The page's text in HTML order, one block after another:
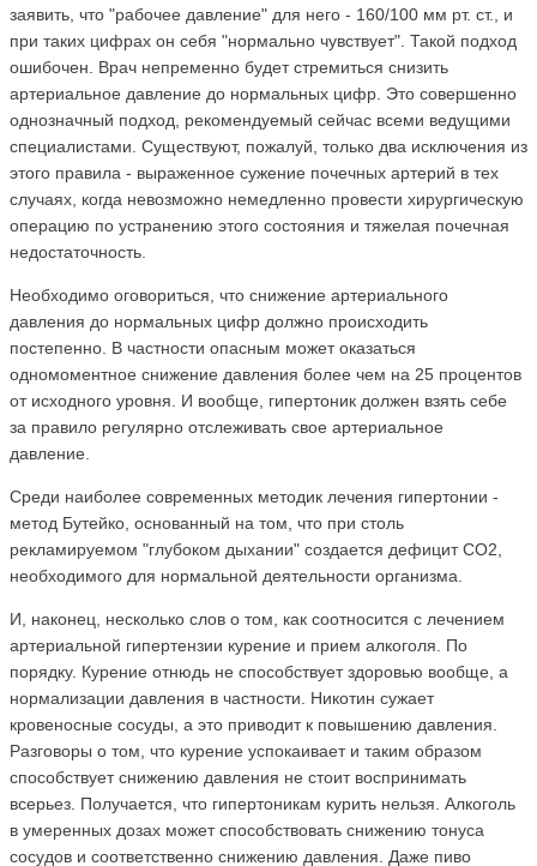
заявить, что "рабочее давление" для него - 160/100 мм рт. ст., и
при таких цифрах он себя "нормально чувствует". Такой подход
ошибочен. Врач непременно будет стремиться снизить
артериальное давление до нормальных цифр. Это совершенно
однозначный подход, рекомендуемый сейчас всеми ведущими
специалистами. Существуют, пожалуй, только два исключения из
этого правила - выраженное сужение почечных артерий в тех
случаях, когда невозможно немедленно провести хирургическую
операцию по устранению этого состояния и тяжелая почечная
недостаточность.
Необходимо оговориться, что снижение артериального
давления до нормальных цифр должно происходить
постепенно. В частности опасным может оказаться
одномоментное снижение давления более чем на 25 процентов
от исходного уровня. И вообще, гипертоник должен взять себе
за правило регулярно отслеживать свое артериальное
давление.
Среди наиболее современных методик лечения гипертонии -
метод Бутейко, основанный на том, что при столь
рекламируемом "глубоком дыхании" создается дефицит СО2,
необходимого для нормальной деятельности организма.
И, наконец, несколько слов о том, как соотносится с лечением
артериальной гипертензии курение и прием алкоголя. По
порядку. Курение отнюдь не способствует здоровью вообще, а
нормализации давления в частности. Никотин сужает
кровеносные сосуды, а это приводит к повышению давления.
Разговоры о том, что курение успокаивает и таким образом
способствует снижению давления не стоит воспринимать
всерьез. Получается, что гипертоникам курить нельзя. Алкоголь
в умеренных дозах может способствовать снижению тонуса
сосудов и соответственно снижению давления. Даже пиво